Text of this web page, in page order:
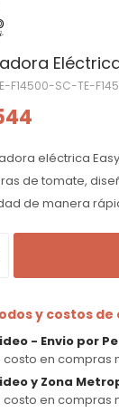
F14500-SC-TE-
eléctrica
de tomate,
de manera
y costos de
- Envio por
costo en compras
y Zona
costo en compras